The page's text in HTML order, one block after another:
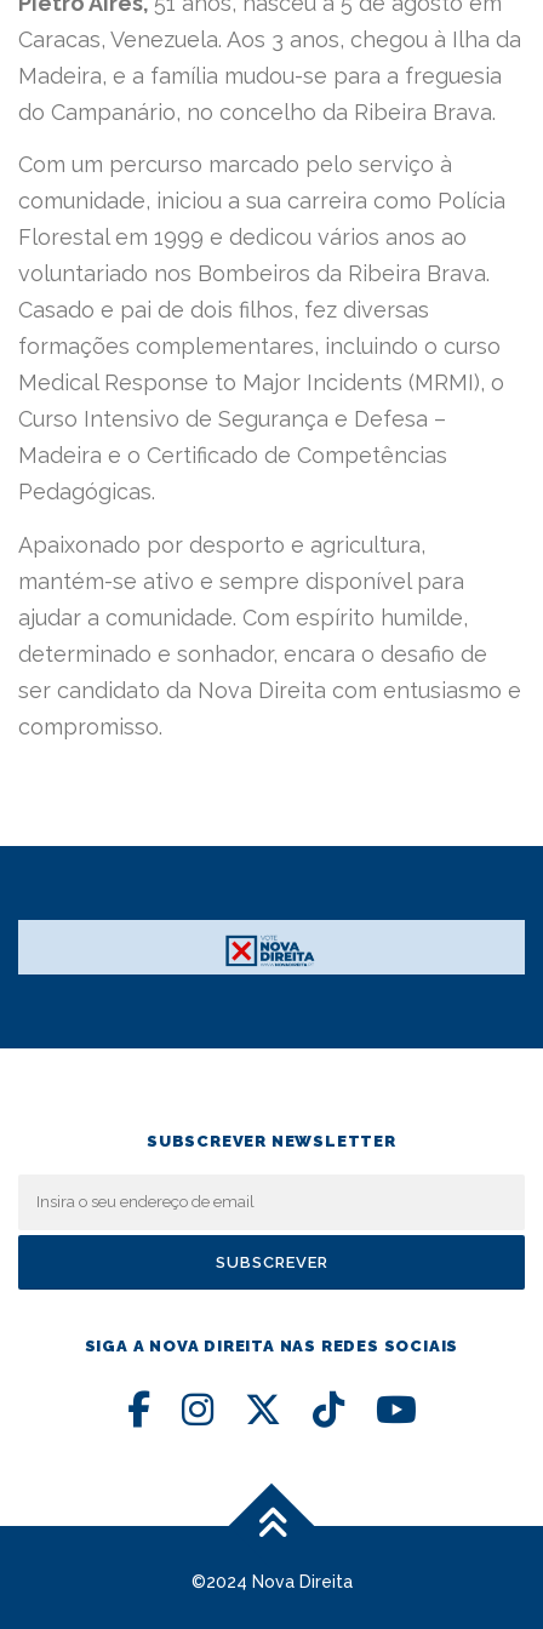
Caracas, Venezuela. Aos 3 anos, chegou à Ilha da
Madeira, e a família mudou-se para a freguesia
do Campanário, no concelho da Ribeira Brava.
Com um percurso marcado pelo serviço à
comunidade, iniciou a sua carreira como Polícia
Florestal em 1999 e dedicou vários anos ao
voluntariado nos Bombeiros da Ribeira Brava.
Casado e pai de dois filhos, fez diversas
formações complementares, incluindo o curso
Medical Response to Major Incidents (MRMI), o
Curso Intensivo de Segurança e Defesa –
Madeira e o Certificado de Competências
Pedagógicas.
Apaixonado por desporto e agricultura,
mantém-se ativo e sempre disponível para
ajudar a comunidade. Com espírito humilde,
determinado e sonhador, encara o desafio de
ser candidato da Nova Direita com entusiasmo e
compromisso.
SUBSCREVER NEWSLETTER
SIGA A NOVA DIREITA NAS REDES SOCIAIS
©2024 Nova Direita